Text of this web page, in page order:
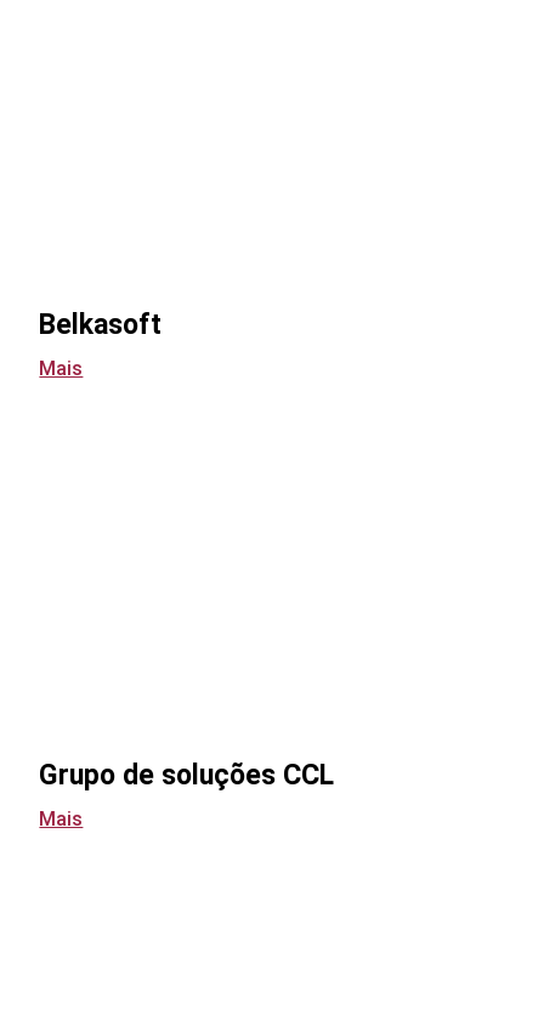
Belkasoft
Mais
Grupo de soluções CCL
Mais